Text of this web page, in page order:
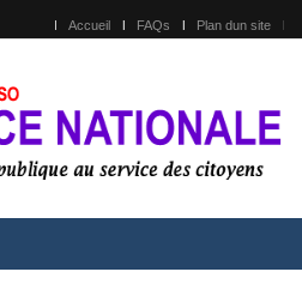
Accueil FAQs Plan dun site